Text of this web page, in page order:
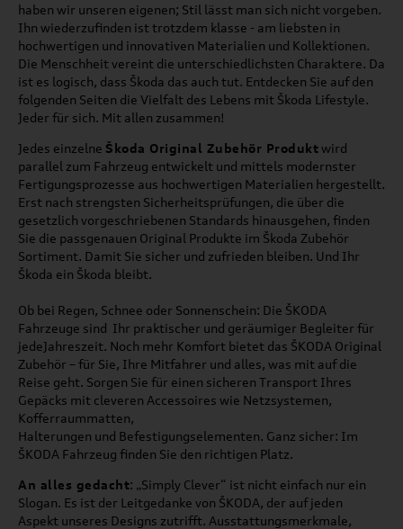
haben wir unseren eigenen; Stil lässt man sich nicht vorgeben.
Ihn wiederzufinden ist trotzdem klasse - am liebsten in
hochwertigen und innovativen Materialien und Kollektionen.
Die Menschheit vereint die unterschiedlichsten Charaktere. Da
ist es logisch, dass Škoda das auch tut. Entdecken Sie auf den
folgenden Seiten die Vielfalt des Lebens mit Škoda Lifestyle.
Jeder für sich. Mit allen zusammen!
Jedes einzelne Škoda Original Zubehör Produktwird
parallel zum Fahrzeug entwickelt und mittels modernster
Fertigungsprozesse aus hochwertigen Materialien hergestellt.
Erst nach strengsten Sicherheitsprüfungen, die über die
gesetzlich vorgeschriebenen Standards hinausgehen, finden
Sie die passgenauen Original Produkte im Škoda Zubehör
Sortiment. Damit Sie sicher und zufrieden bleiben. Und Ihr
Škoda ein Škoda bleibt.
Ob bei Regen, Schnee oder Sonnenschein: Die ŠKODA
Fahrzeuge sind Ihr praktischer und geräumiger Begleiter für
jedeJahreszeit. Noch mehr Komfort bietet das ŠKODA Original
Zubehör – für Sie, Ihre Mitfahrer und alles, was mit auf die
Reise geht. Sorgen Sie für einen sicheren Transport Ihres
Gepäcks mit cleveren Accessoires wie Netzsystemen,
Kofferraummatten,
Halterungen und Befestigungselementen. Ganz sicher: Im
ŠKODA Fahrzeug finden Sie den richtigen Platz.
An alles gedacht: „Simply Clever“ ist nicht einfach nur ein
Slogan. Es ist der Leitgedanke von ŠKODA, der auf jeden
Aspekt unseres Designs zutrifft. Ausstattungsmerkmale,